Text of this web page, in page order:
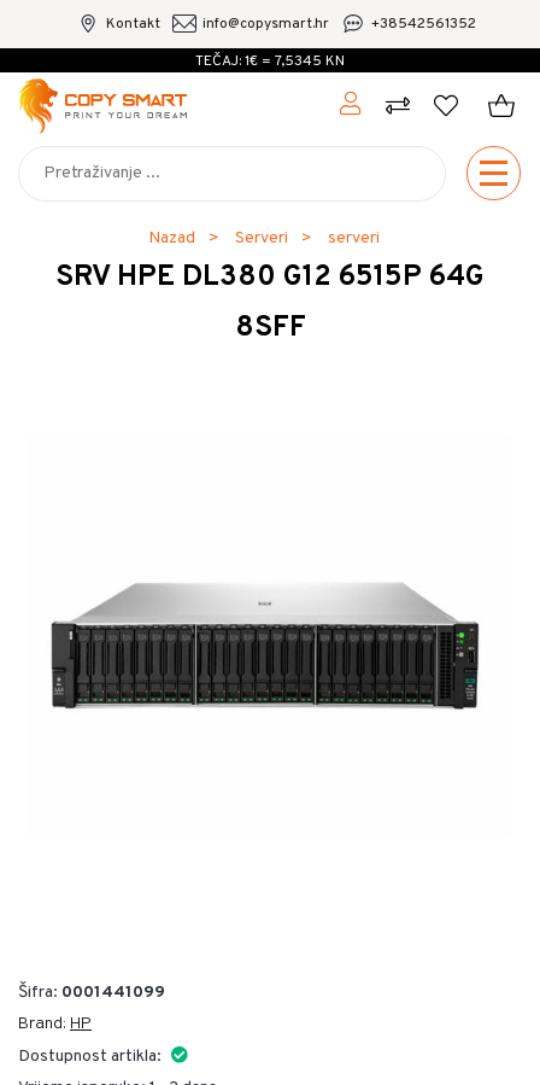
TEČAJ: 1€ = 7,5345 KN
Kontakt info@copysmart.hr +38542561352
Nazad Serveri serveri
SRV HPE DL380 G12 6515P 64G
8SFF
Šifra: 0001441099
Brand: HP
Dostupnost artikla: